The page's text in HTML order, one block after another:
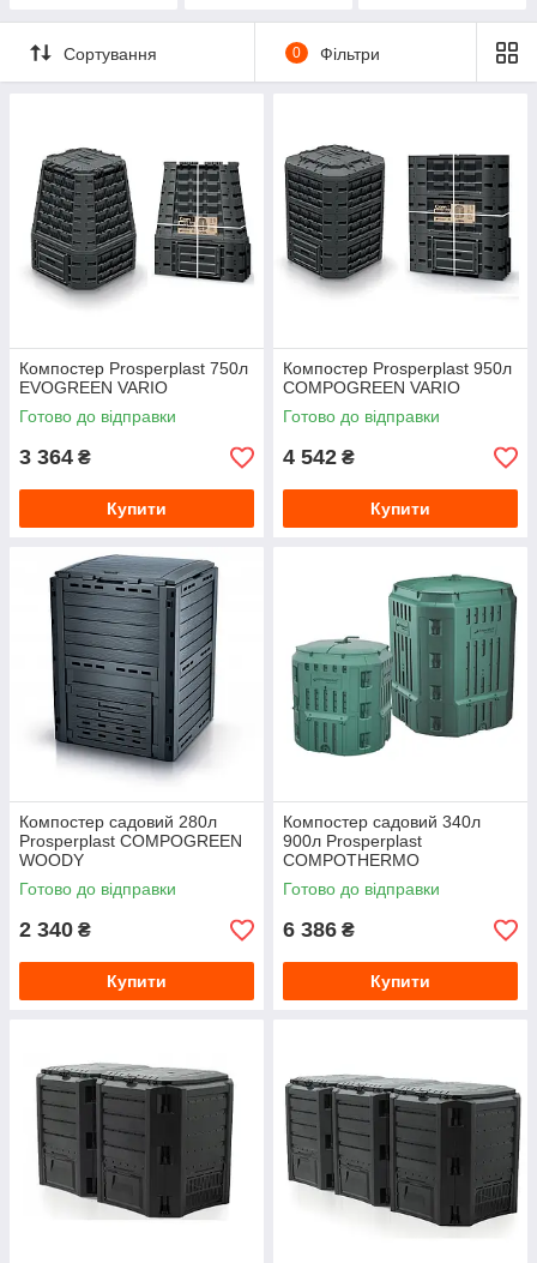
Сортування 0 Фільтри
Компостер Prosperplast 750л
EVOGREEN VARIO
Готово до відправки
3 364 ₴
Купити
Компостер Prosperplast 950л
COMPOGREEN VARIO
Готово до відправки
4 542 ₴
Купити
Компостер садовий 280л
Prosperplast COMPOGREEN
WOODY
Готово до відправки
2 340 ₴
Купити
Компостер садовий 340л
900л Prosperplast
COMPOTHERMO
Готово до відправки
6 386 ₴
Купити